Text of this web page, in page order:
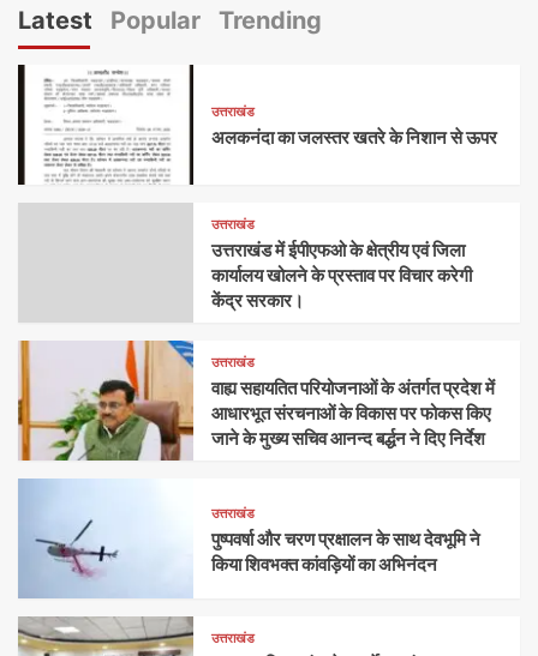
Latest Popular Trending
उत्तराखंड
अलकनंदा का जलस्तर खतरे के निशान से ऊपर
उत्तराखंड
उत्तराखंड में ईपीएफओ के क्षेत्रीय एवं जिला
कार्यालय खोलने के प्रस्ताव पर विचार करेगी
केंद्र सरकार।
उत्तराखंड
वाह्य सहायतित परियोजनाओं के अंतर्गत प्रदेश में
आधारभूत संरचनाओं के विकास पर फोकस किए
जाने के मुख्य सचिव आनन्द बर्द्धन ने दिए निर्देश
उत्तराखंड
पुष्पवर्षा और चरण प्रक्षालन के साथ देवभूमि ने
किया शिवभक्त कांवड़ियों का अभिनंदन
उत्तराखंड